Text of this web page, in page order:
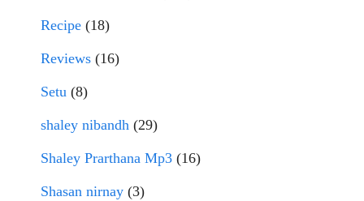
Recipe (18)
Reviews (16)
Setu (8)
shaley nibandh (29)
Shaley Prarthana Mp3 (16)
Shasan nirnay (3)